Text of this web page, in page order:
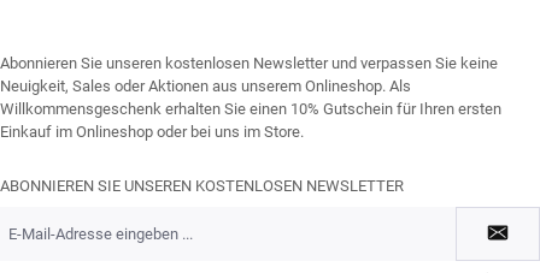
Abonnieren Sie unseren kostenlosen Newsletter und verpassen Sie keine
Neuigkeit, Sales oder Aktionen aus unserem Onlineshop. Als
Willkommensgeschenk erhalten Sie einen 10% Gutschein für Ihren ersten
Einkauf im Onlineshop oder bei uns im Store.
ABONNIEREN SIE UNSEREN KOSTENLOSEN NEWSLETTER
Mail-